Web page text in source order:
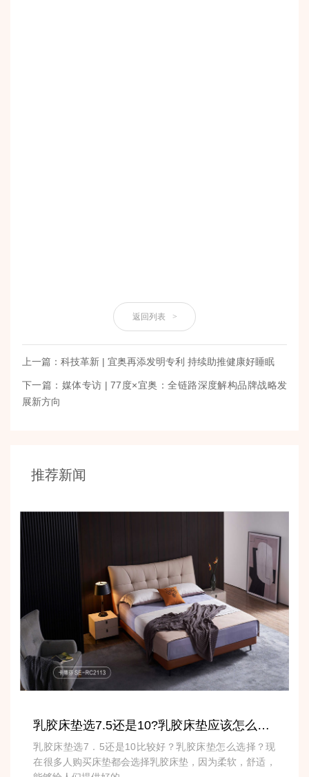
返回列表 >
上一篇：科技革新 | 宜奥再添发明专利 持续助推健康好睡眠
下一篇：媒体专访 | 77度×宜奥：全链路深度解构品牌战略发
展新方向
推荐新闻
乳胶床垫选7.5还是10?乳胶床垫应该怎么选择?
乳胶床垫选7．5还是10比较好？乳胶床垫怎么选择？现
在很多人购买床垫都会选择乳胶床垫，因为柔软，舒适，